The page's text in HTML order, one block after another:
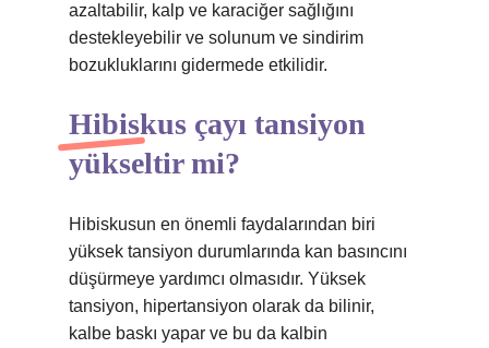
azaltabilir, kalp ve karaciğer sağlığını
destekleyebilir ve solunum ve sindirim
bozukluklarını gidermede etkilidir.
Hibiskus çayı tansiyon
yükseltir mi?
Hibiskusun en önemli faydalarından biri
yüksek tansiyon durumlarında kan basıncını
düşürmeye yardımcı olmasıdır. Yüksek
tansiyon, hipertansiyon olarak da bilinir,
kalbe baskı yapar ve bu da kalbin